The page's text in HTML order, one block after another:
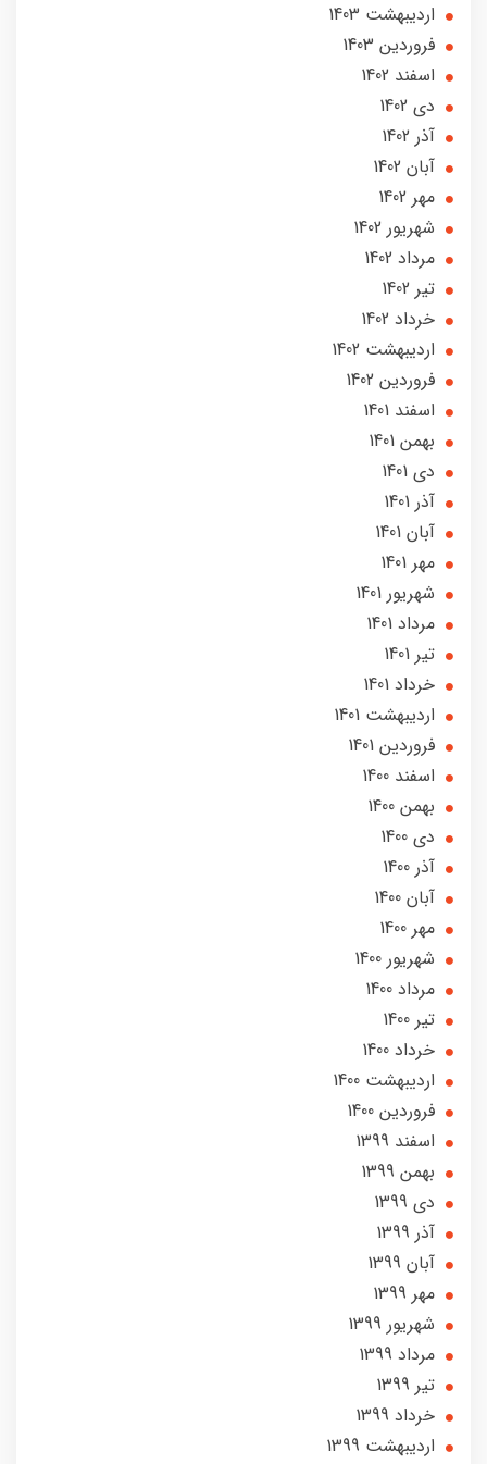
ارديبهشت 1403
فروردین 1403
اسفند 1402
دی 1402
آذر 1402
آبان 1402
مهر 1402
شهریور 1402
مرداد 1402
تير 1402
خرداد 1402
ارديبهشت 1402
فروردین 1402
اسفند 1401
بهمن 1401
دی 1401
آذر 1401
آبان 1401
مهر 1401
شهریور 1401
مرداد 1401
تير 1401
خرداد 1401
ارديبهشت 1401
فروردین 1401
اسفند 1400
بهمن 1400
دی 1400
آذر 1400
آبان 1400
مهر 1400
شهریور 1400
مرداد 1400
تير 1400
خرداد 1400
ارديبهشت 1400
فروردین 1400
اسفند 1399
بهمن 1399
دی 1399
آذر 1399
آبان 1399
مهر 1399
شهریور 1399
مرداد 1399
تير 1399
خرداد 1399
ارديبهشت 1399